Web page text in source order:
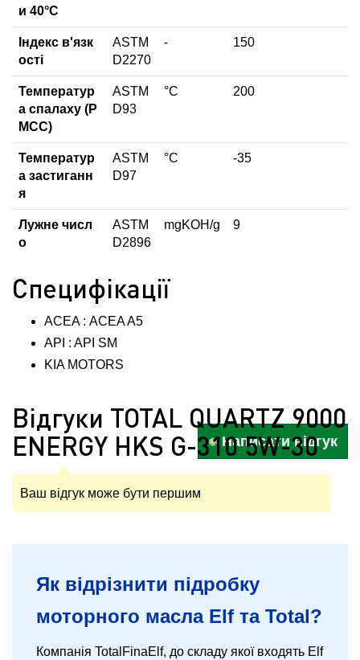
и 40°С
Індекс в'язк
ості
ASTM
D2270
- 150
Температур
а спалаху (P
MCC)
ASTM
D93
°С 200
Температур
а застиганн
я
ASTM
D97
°С -35
Лужне числ
о
ASTM
D2896
mgKOH/g 9
Специфікації
ACEA : ACEA A5
API : API SM
KIA MOTORS
Відгуки TOTAL QUARTZ 9000
ENERGY HKS G-310 5W-30
Написати відгук
Ваш відгук може бути першим
Як відрізнити підробку
моторного масла Elf та Total?
Компанія TotalFinaElf, до складу якої входять Elf